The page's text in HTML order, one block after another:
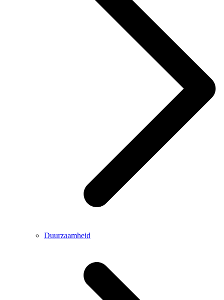
Duurzaamheid